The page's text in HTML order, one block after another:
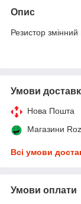
Опис
Резистор
Умови
Нова Пошта
Магазини
Всі умови
Умови оплати